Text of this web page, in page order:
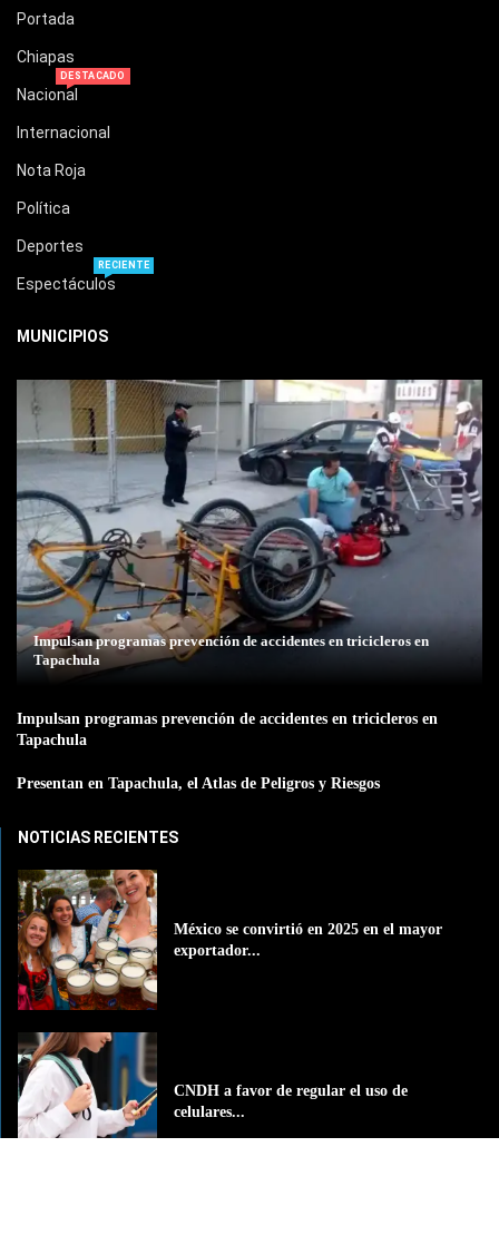
Portada
Chiapas
Nacional
DESTACADO
Internacional
Nota Roja
Política
Deportes
Espectáculos
RECIENTE
MUNICIPIOS
Impulsan programas prevención de accidentes en tricicleros en
Tapachula
Impulsan programas prevención de accidentes en tricicleros en
Tapachula
Presentan en Tapachula, el Atlas de Peligros y Riesgos
NOTICIAS RECIENTES
México se convirtió en 2025 en el mayor
exportador...
CNDH a favor de regular el uso de
celulares...